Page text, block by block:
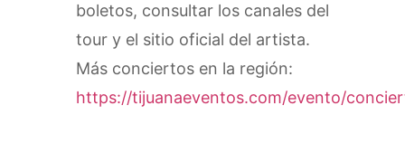
boletos, consultar los canales del
tour y el sitio oficial del artista.
Más conciertos en la región:
https://tijuanaeventos.com/evento/